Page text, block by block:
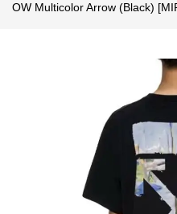
OW Multicolor Arrow (Black)